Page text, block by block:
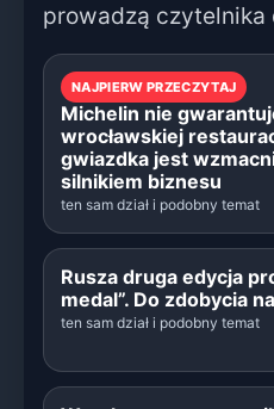
prowadzą czytelnika
NAJPIERW PRZECZYTAJ
Michelin nie
wrocławskiej
gwiazdka jest
silnikiem biznesu
ten sam dział i podobny temat
Rusza druga edycja
medal”. Do zdobycia
ten sam dział i podobny temat